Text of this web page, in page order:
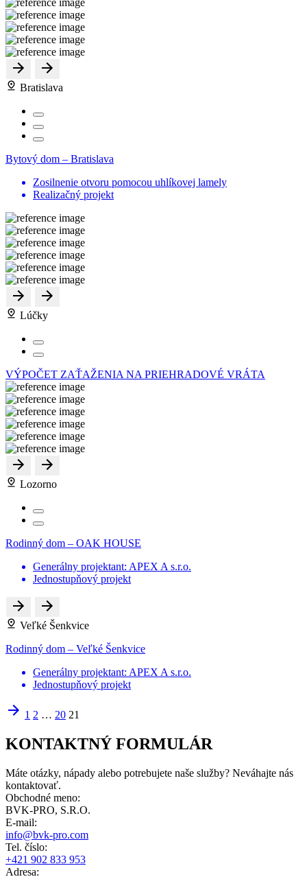
Bratislava
Bytový dom – Bratislava
Zosilnenie otvoru pomocou uhlíkovej lamely
Realizačný projekt
Lúčky
VÝPOČET ZAŤAŽENIA NA PRIEHRADOVÉ VRÁTA
Lozorno
Rodinný dom – OAK HOUSE
Generálny projektant: APEX A s.r.o.
Jednostupňový projekt
Veľké Šenkvice
Rodinný dom – Veľké Šenkvice
Generálny projektant: APEX A s.r.o.
Jednostupňový projekt
1 2 … 20 21
KONTAKTNÝ FORMULÁR
Máte otázky, nápady alebo potrebujete naše služby? Neváhajte nás
kontaktovať.
Obchodné meno:
BVK-PRO, S.R.O.
E-mail:
info@bvk-pro.com
Tel. číslo:
+421 902 833 953
Adresa: